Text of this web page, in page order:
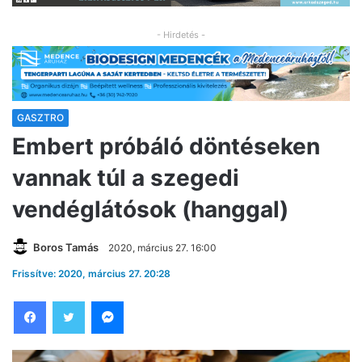
- Hirdetés -
GASZTRO
Embert próbáló döntéseken
vannak túl a szegedi
vendéglátósok (hanggal)
Boros Tamás 2020, március 27. 16:00
Frissítve: 2020, március 27. 20:28